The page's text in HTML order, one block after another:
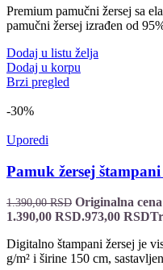
Premium pamučni žersej sa
pamučni žersej izrađen od
Dodaj u listu želja
Dodaj u korpu
Brzi pregled
-30%
Uporedi
Pamuk žersej
1.390,00RSD Originalna
1.390,00 RSD.973,00 RSD
Digitalno štampani žersej je
g/m² i širine 150 cm,